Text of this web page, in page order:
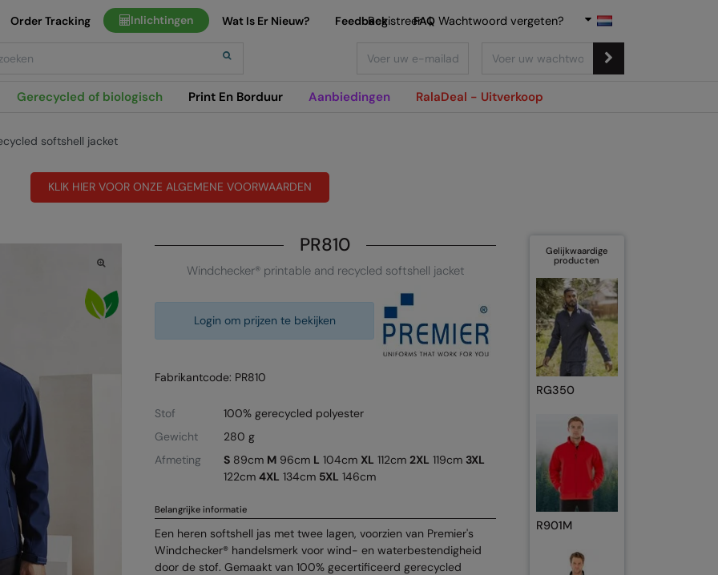
Gerecycled of biologisch Print En Borduur Aanbiedingen RalaDeal - Uitverkoop
Order Tracking Inlichtingen Wat Is Er Nieuw? Feedback FAQ
Registreer | Wachtwoord vergeten?
softshell jacket
KLIK HIER VOOR ONZE ALGEMENE VOORWAARDEN
PR810
Windchecker® printable and recycled softshell jacket
Login om prijzen te bekijken
Fabrikantcode: PR810
Stof
100% gerecycled polyester
Gewicht
280 g
Afmeting
S89cm M96cm L 104cm XL 112cm 2XL 119cm 3XL
122cm 4XL 134cm 5XL 146cm
Belangrijke informatie
Een heren softshell jas met twee lagen, voorzien van Premier's
Windchecker®️ handelsmerk voor wind- en waterbestendigheid
door de stof. Gemaakt van 100% gecertificeerd gerecycled
Gelijkwaardige
producten
RG350
R901M